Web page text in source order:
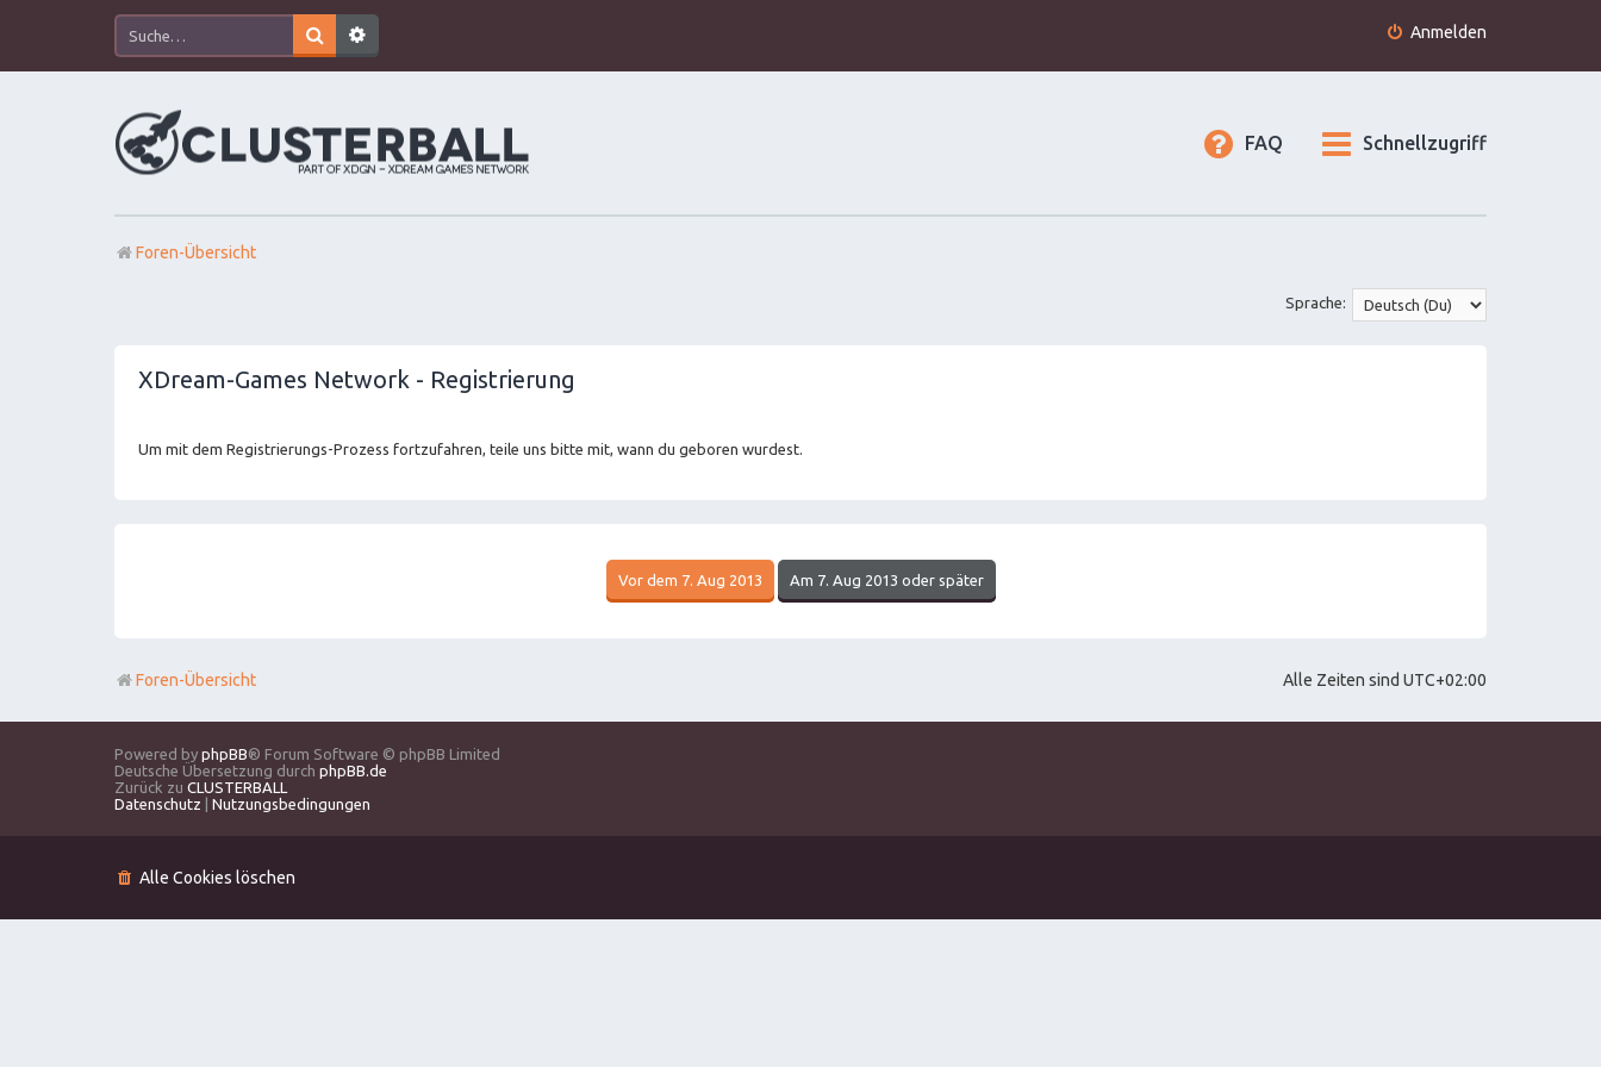
Anmelden
Schnellzugriff
FAQ
Foren-Übersicht
Sprache:
XDream-Games Network - Registrierung
Um mit dem Registrierungs-Prozess fortzufahren, teile uns bitte mit, wann du geboren wurdest.
Alle Zeiten sind UTC+02:00
Foren-Übersicht
Powered by phpBB® Forum Software © phpBB Limited
Deutsche Übersetzung durch phpBB.de
Zurück zu CLUSTERBALL
Datenschutz | Nutzungsbedingungen
Alle Cookies löschen